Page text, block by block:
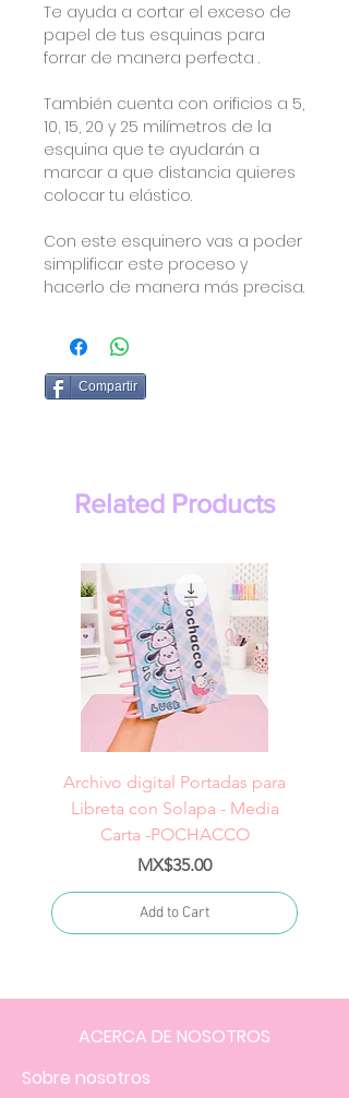
Te ayuda a cortar el exceso de
papel de tus esquinas para
forrar de manera perfecta .
También cuenta con orificios a 5,
10, 15, 20 y 25 milímetros de la
esquina que te ayudarán a
marcar a que distancia quieres
colocar tu elástico.
Con este esquinero vas a poder
simplificar este proceso y
hacerlo de manera más precisa.
Compartir
Related Products
Archivo digital Portadas para
Libreta con Solapa - Media
Carta -POCHACCO
Price
MX$35.00
Add to Cart
ACERCA DE NOSOTROS
Sobre nosotros